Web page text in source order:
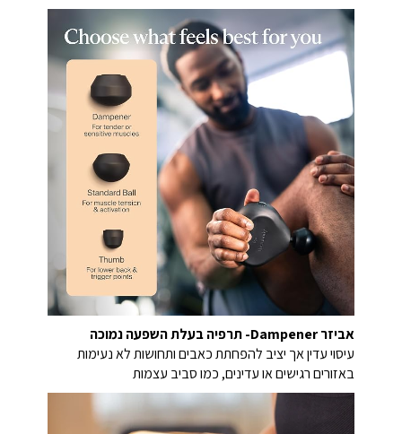
אביזר Dampener- תרפיה בעלת השפעה נמוכה
עיסוי עדין אך יציב להפחתת כאבים ותחושות לא נעימות
באזורים רגישים או עדינים, כמו סביב עצמות